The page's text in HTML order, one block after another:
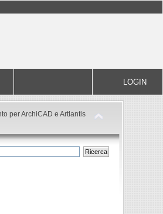
LOGIN
per ArchiCAD e Artlantis